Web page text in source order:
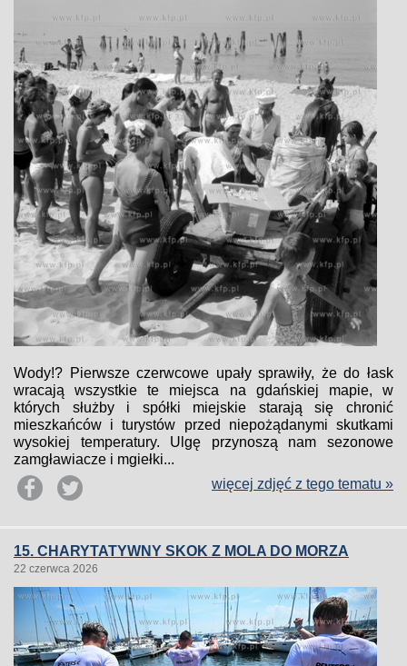
Wody!? Pierwsze czerwcowe upały sprawiły, że do łask
wracają wszystkie te miejsca na gdańskiej mapie, w
których służby i spółki miejskie starają się chronić
mieszkańców i turystów przed niepożądanymi skutkami
wysokiej temperatury. Ulgę przynoszą nam sezonowe
zamgławiacze i mgiełki...
więcej zdjęć z tego tematu »
15. CHARYTATYWNY SKOK Z MOLA DO MORZA
22 czerwca 2026